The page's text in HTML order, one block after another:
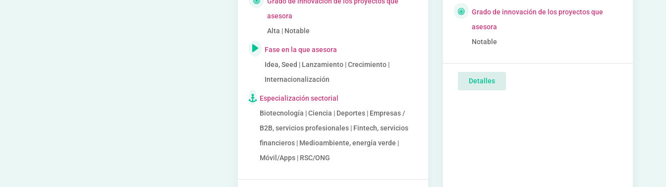
asesora
Alta | Notable
Fase en la que asesora
Idea, Seed | Lanzamiento | Crecimiento |
Internacionalización
Especialización sectorial
Biotecnología | Ciencia | Deportes | Empresas /
B2B, servicios profesionales | Fintech, servicios
financieros | Medioambiente, energía verde |
Móvil/Apps | RSC/ONG
Grado de innovación de los proyectos que
asesora
Notable
Detalles